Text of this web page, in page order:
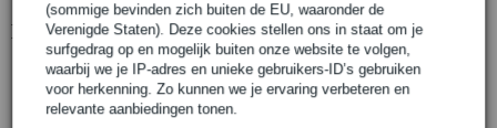
(sommige bevinden zich buiten de EU, waaronder de
Verenigde Staten). Deze cookies stellen ons in staat om je
surfgedrag op en mogelijk buiten onze website te volgen,
waarbij we je IP-adres en unieke gebruikers-ID’s gebruiken
voor herkenning. Zo kunnen we je ervaring verbeteren en
relevante aanbiedingen tonen.
Bekijk ook eens (1)